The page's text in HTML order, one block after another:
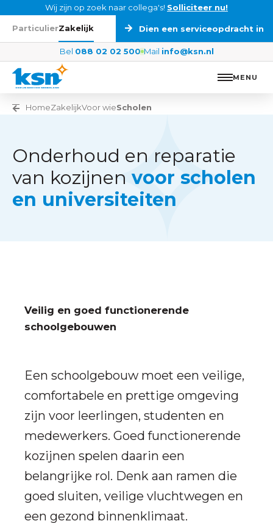
Ga naar de inhoudWij zijn op zoek naar collega's! Solliciteer nu!
ParticulierZakelijk Dien een serviceopdracht in
Bel 088 02 02 500 Mail info@ksn.nl
MENU
Vorige pagina
HomeZakelijkVoor wieScholen
Onderhoud en reparatie
van kozijnenvoor scholen
en universiteiten
Veilig en goed functionerende
schoolgebouwen
Een schoolgebouw moet een veilige,
comfortabele en prettige omgeving
zijn voor leerlingen, studenten en
medewerkers. Goed functionerende
kozijnen spelen daarin een
belangrijke rol. Denk aan ramen die
goed sluiten, veilige vluchtwegen en
een gezond binnenklimaat.